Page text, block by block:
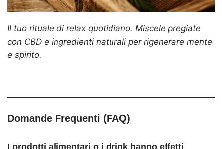
Il tuo rituale di relax quotidiano. Miscele pregiate
con CBD e ingredienti naturali per rigenerare mente
e spirito.
Domande Frequenti (FAQ)
I prodotti alimentari o i drink hanno effetti